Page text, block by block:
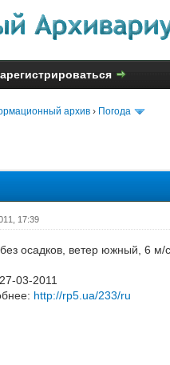
архив › Погода
17:39
осадков, ветер южный, 6
03-2011
http://rp5.ua/233/ru